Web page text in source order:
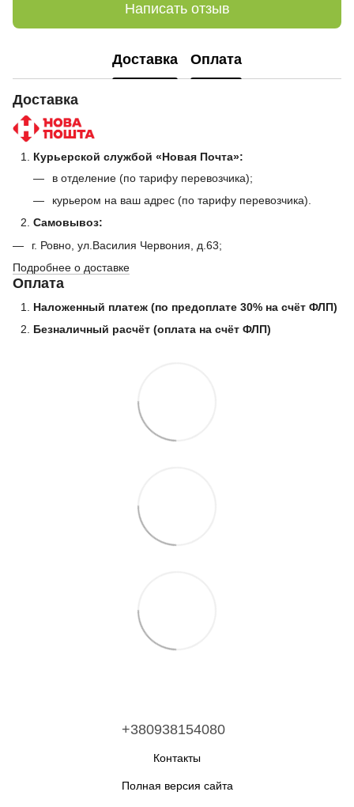
Написать отзыв
Доставка Оплата
Доставка
Курьерской службой «Новая Почта»:
в отделение (по тарифу перевозчика);
курьером на ваш адрес (по тарифу перевозчика).
Самовывоз:
г. Ровно, ул.Василия Червония, д.63;
Подробнее о доставке
Оплата
Наложенный платеж (по предоплате 30% на счёт ФЛП)
Безналичный расчёт (оплата на счёт ФЛП)
+380938154080
Контакты
Полная версия сайта